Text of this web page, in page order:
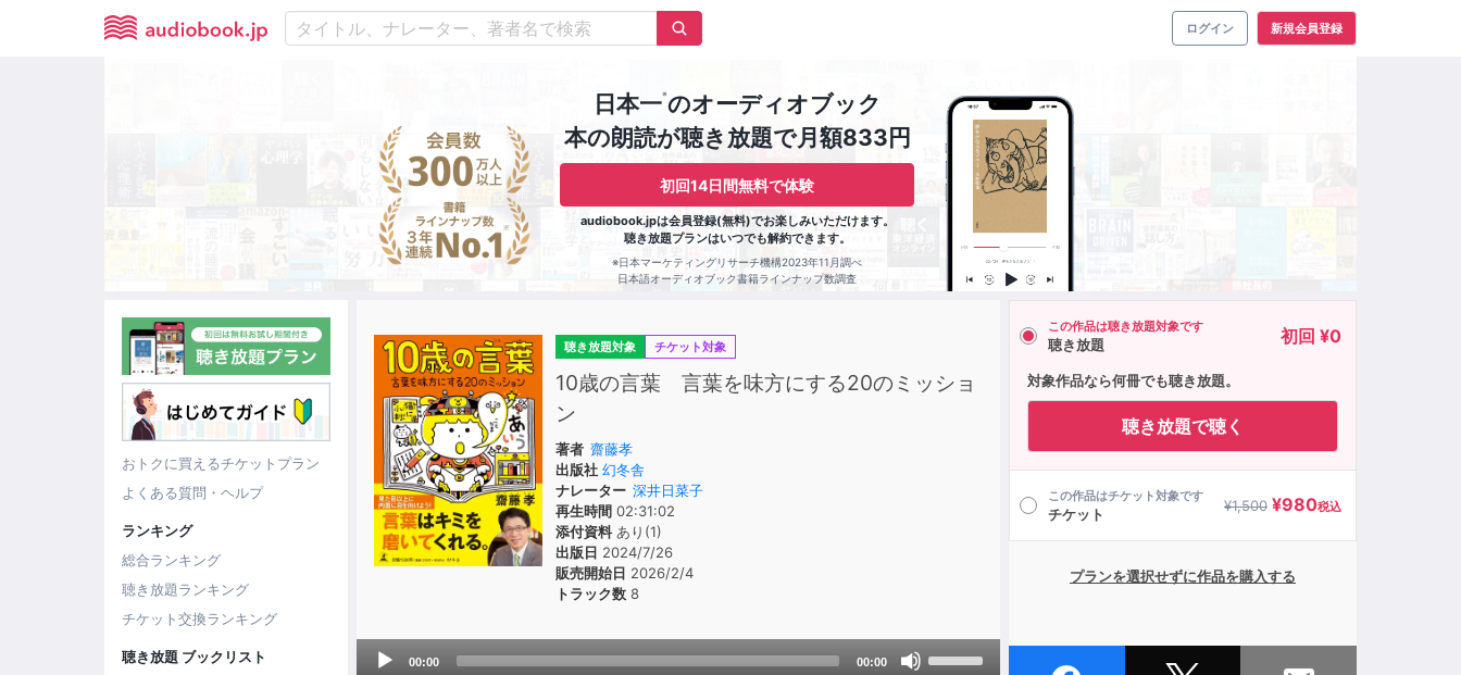
ログイン 新規会員登録
日本一※のオーディオブック
本の朗読が聴き放題で月額833円
初回14日間無料で体験
audiobook.jpは会員登録(無料)でお楽しみいただけます。
聴き放題プランはいつでも解約できます。
※日本マーケティングリサーチ機構2023年11月調べ
日本語オーディオブック書籍ラインナップ数調査
おトクに買えるチケットプラン
よくある質問・ヘルプ
ランキング
総合ランキング
聴き放題ランキング
チケット交換ランキング
聴き放題 ブックリスト
聴き放題対象 チケット対象
10歳の言葉 言葉を味方にする20のミッショ
ン
著者 齋藤孝
出版社 幻冬舎
ナレーター 深井日菜子
再生時間02:31:02
添付資料あり(1)
出版日 2024/7/26
販売開始日 2026/2/4
トラック数8
Audio
00:00 00:00
この作品は聴き放題対象です
聴き放題 初回 ¥0
対象作品なら何冊でも聴き放題。
聴き放題で聴く
この作品はチケット対象です
チケット ¥1,500 ¥980税込
プランを選択せずに作品を購入する